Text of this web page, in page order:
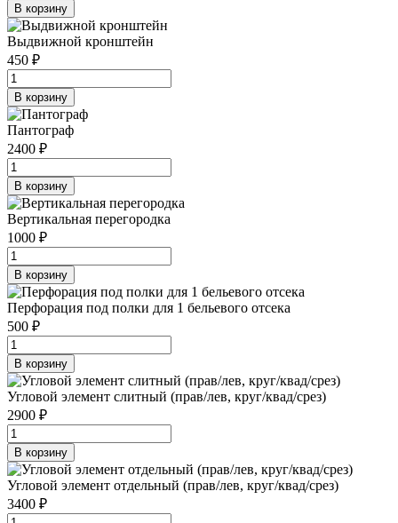
В корзину
Выдвижной кронштейн
450 ₽
В корзину
Пантограф
2400 ₽
В корзину
Вертикальная перегородка
1000 ₽
В корзину
Перфорация под полки для 1 бельевого отсека
500 ₽
В корзину
Угловой элемент слитный (прав/лев, круг/квад/срез)
2900 ₽
В корзину
Угловой элемент отдельный (прав/лев, круг/квад/срез)
3400 ₽